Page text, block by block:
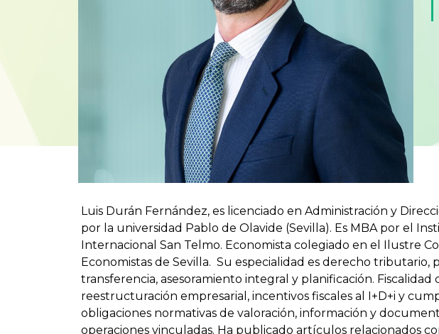
Luis Durán Fernández, es licenciado en Administración y
por la universidad Pablo de Olavide (Sevilla). Es MBA por el
Internacional San Telmo. Economista colegiado en el Ilustre
Economistas de Sevilla. Su especialidad es derecho tributario,
transferencia, asesoramiento integral y planificación. Fiscalidad
reestructuración empresarial, incentivos fiscales al I+D+i y
obligaciones normativas de valoración, información y
operaciones vinculadas. Ha publicado artículos relacionados